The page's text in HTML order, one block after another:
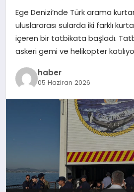
GÜNDEM
MAGAZIN
SAĞLIK
Ege Denizi’nde Türk arama
uluslararası sularda iki farklı
içeren bir tatbikata başladı.
askeri gemi ve helikopter
haber
05 Haziran 2026